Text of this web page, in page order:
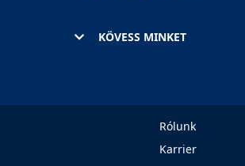
KÖVESS MINKET
Rólunk
Karrier